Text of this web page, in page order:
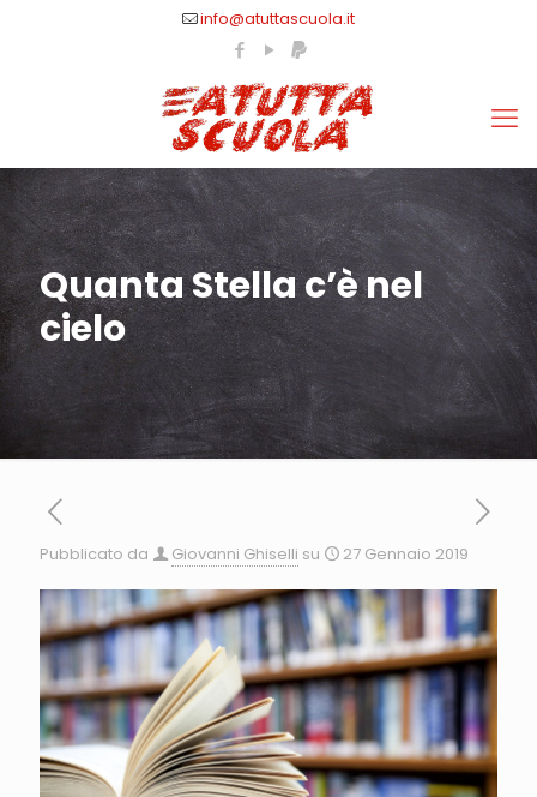
info@atuttascuola.it
Quanta Stella c’è nel
cielo
Pubblicato da Giovanni Ghiselli su 27 Gennaio 2019